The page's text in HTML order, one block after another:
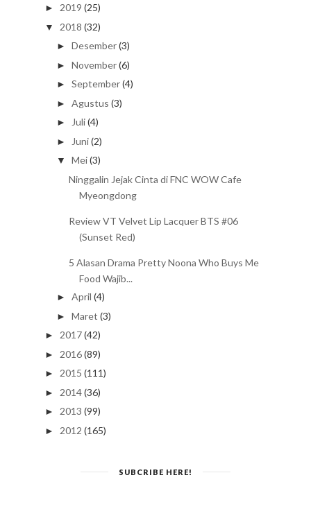
► 2019 (25)
▼ 2018 (32)
► Desember(3)
► November(6)
► September(4)
► Agustus (3)
► Juli(4)
► Juni(2)
▼ Mei(3)
Ninggalin Jejak Cinta di FNC WOW Cafe
Myeongdong
Review VT Velvet Lip Lacquer BTS #06
(Sunset Red)
5 Alasan Drama Pretty Noona Who Buys Me
Food Wajib...
► April (4)
► Maret (3)
► 2017(42)
► 2016(89)
► 2015 (111)
► 2014(36)
► 2013 (99)
► 2012 (165)
SUBCRIBE HERE!